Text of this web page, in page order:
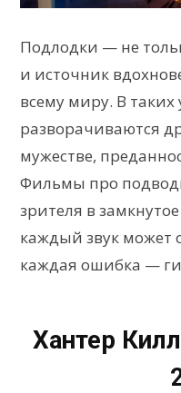
Подлодки — не
и источник
всему миру. В таких
разворачиваются
мужестве,
Фильмы про
зрителя в
каждый звук может
каждая ошибка —
Хантер